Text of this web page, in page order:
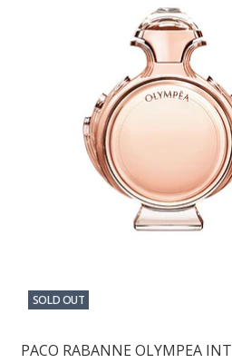
SOLD OUT
PACO RABANNE OLYMPEA